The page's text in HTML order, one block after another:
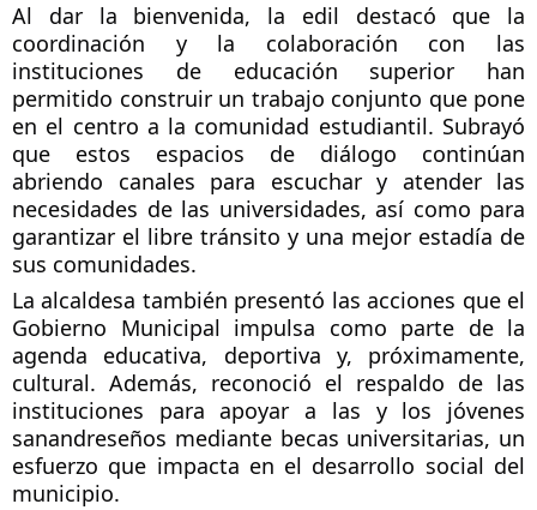
Al dar la bienvenida, la edil destacó que la
coordinación y la colaboración con las
instituciones de educación superior han
permitido construir un trabajo conjunto que pone
en el centro a la comunidad estudiantil. Subrayó
que estos espacios de diálogo continúan
abriendo canales para escuchar y atender las
necesidades de las universidades, así como para
garantizar el libre tránsito y una mejor estadía de
sus comunidades.
La alcaldesa también presentó las acciones que el
Gobierno Municipal impulsa como parte de la
agenda educativa, deportiva y, próximamente,
cultural. Además, reconoció el respaldo de las
instituciones para apoyar a las y los jóvenes
sanandreseños mediante becas universitarias, un
esfuerzo que impacta en el desarrollo social del
municipio.